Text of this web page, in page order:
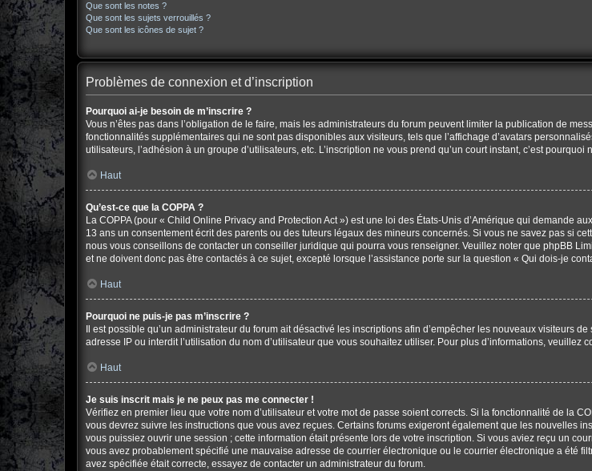
Que sont les notes ?
Que sont les sujets verrouillés ?
Que sont les icônes de sujet ?
Problèmes de connexion et d’inscription
Pourquoi ai-je besoin de m’inscrire ?
Vous n’êtes pas dans l’obligation de le faire, mais les administrateurs du forum peuvent limiter la publication de
fonctionnalités supplémentaires qui ne sont pas disponibles aux visiteurs, tels que l’affichage d’avatars
utilisateurs, l’adhésion à un groupe d’utilisateurs, etc. L’inscription ne vous prend qu’un court instant, c’est
Haut
Qu’est-ce que la COPPA ?
La COPPA (pour « Child Online Privacy and Protection Act ») est une loi des États-Unis d’Amérique qui demande
13 ans un consentement écrit des parents ou des tuteurs légaux des mineurs concernés. Si vous ne savez pas si
nous vous conseillons de contacter un conseiller juridique qui pourra vous renseigner. Veuillez noter que phpBB
et ne doivent donc pas être contactés à ce sujet, excepté lorsque l’assistance porte sur la question « Qui dois-je
Haut
Pourquoi ne puis-je pas m’inscrire ?
Il est possible qu’un administrateur du forum ait désactivé les inscriptions afin d’empêcher les nouveaux visiteurs
adresse IP ou interdit l’utilisation du nom d’utilisateur que vous souhaitez utiliser. Pour plus d’informations, veuillez
Haut
Je suis inscrit mais je ne peux pas me connecter !
Vérifiez en premier lieu que votre nom d’utilisateur et votre mot de passe soient corrects. Si la fonctionnalité de la
vous devrez suivre les instructions que vous avez reçues. Certains forums exigeront également que les nouvelles
vous puissiez ouvrir une session ; cette information était présente lors de votre inscription. Si vous aviez reçu un
vous avez probablement spécifié une mauvaise adresse de courrier électronique ou le courrier électronique a été
avez spécifiée était correcte, essayez de contacter un administrateur du forum.